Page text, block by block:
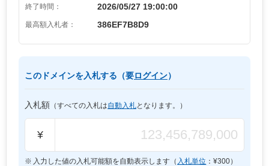
終了時間： 2026/05/27 19:00:00
最高額入札者： 386EF7B8D9
このドメインを入札する（要ログイン）
入札額 （すべての入札は自動入札となります。）
¥
入力した値の入札可能額を自動表示します（ 入札単位 ：¥300）